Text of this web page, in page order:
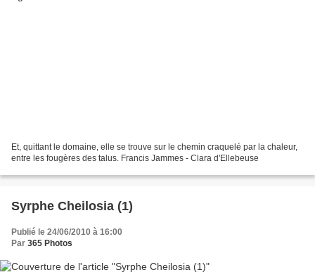
Et, quittant le domaine, elle se trouve sur le chemin craquelé par la chaleur,
entre les fougères des talus. Francis Jammes - Clara d'Ellebeuse
Syrphe Cheilosia (1)
Publié le 24/06/2010 à 16:00
Par 365 Photos